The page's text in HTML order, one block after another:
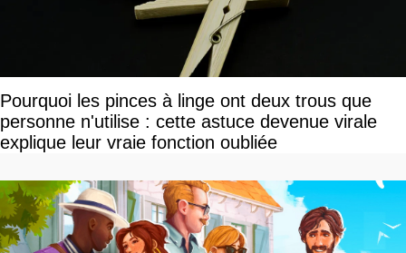
Pourquoi les pinces à linge ont deux trous que
personne n'utilise : cette astuce devenue virale
explique leur vraie fonction oubliée